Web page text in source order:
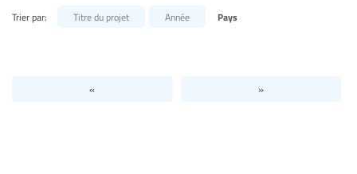
Trier par: Titre du projet Année Pays
« »